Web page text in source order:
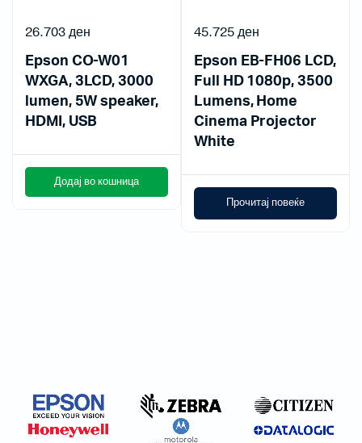
Epson CO-W01
WXGA, 3LCD, 3000
lumen, 5W speaker,
HDMI, USB
26.703ден
Додај во кошница
Epson EB-FH06 LCD,
Full HD 1080p, 3500
Lumens, Home
Cinema Projector
White
45.725ден
Прочитај повеќе